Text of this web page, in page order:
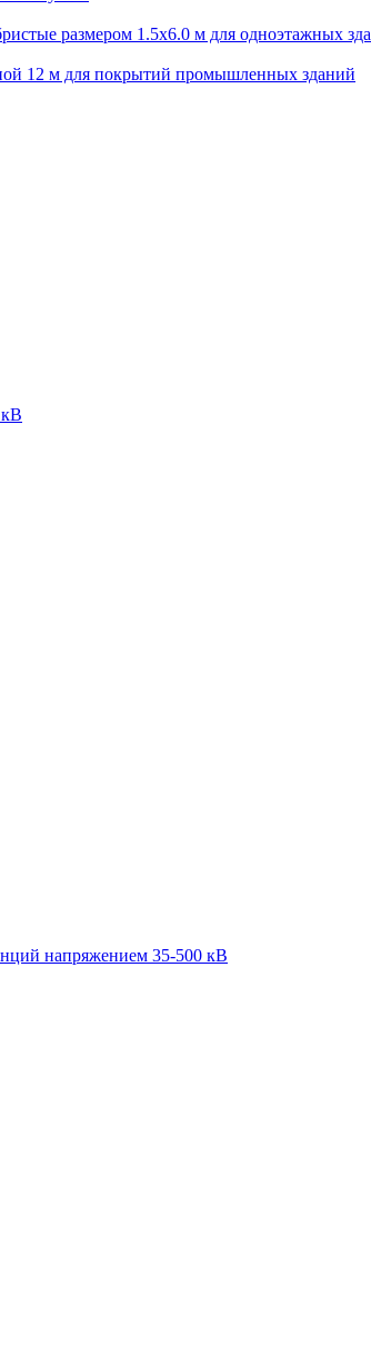
размером 1.5х6.0 м для одноэтажных
12 м для покрытий промышленных зданий
напряжением 35-500 кВ